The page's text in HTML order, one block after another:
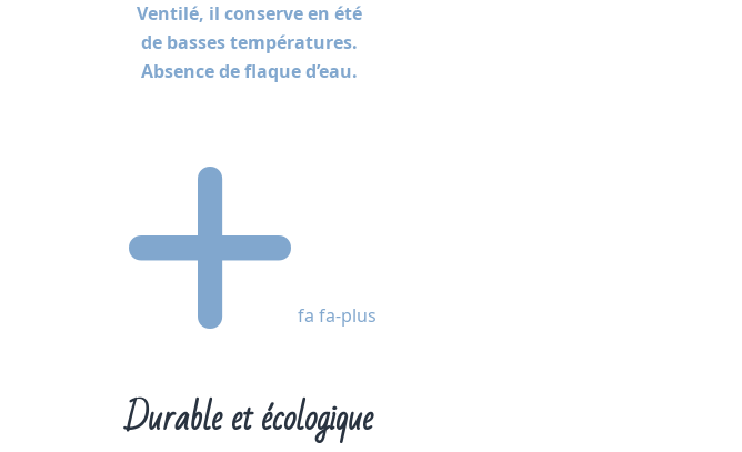
Ventilé, il conserve en été
de basses températures.
Absence de flaque d’eau.
fa fa-plus
Durable et écologique